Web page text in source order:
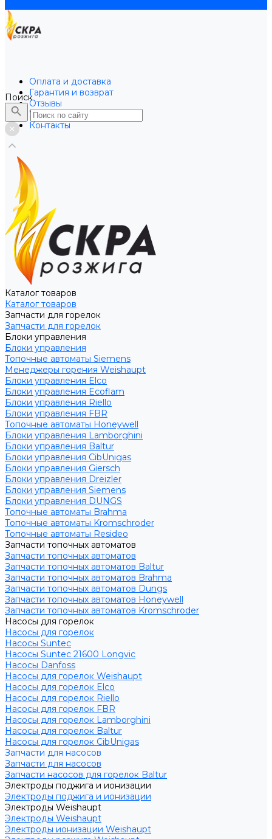
Оплата и доставка
Гарантия и возврат
Отзывы
Услуги
Контакты
Поиск
Каталог товаров
Каталог товаров
Запчасти для горелок
Запчасти для горелок
Блоки управления
Блоки управления
Топочные автоматы Siemens
Менеджеры горения Weishaupt
Блоки управления Elco
Блоки управления Ecoflam
Блоки управления Riello
Блоки управления FBR
Топочные автоматы Honeywell
Блоки управления Lamborghini
Блоки управления Baltur
Блоки управления CibUnigas
Блоки управления Giersch
Блоки управления Dreizler
Блоки управления Siemens
Блоки управления DUNGS
Топочные автоматы Brahma
Топочные автоматы Kromschroder
Топочные автоматы Resideo
Запчасти топочных автоматов
Запчасти топочных автоматов
Запчасти топочных автоматов Baltur
Запчасти топочных автоматов Brahma
Запчасти топочных автоматов Dungs
Запчасти топочных автоматов Honeywell
Запчасти топочных автоматов Kromschroder
Насосы для горелок
Насосы для горелок
Насосы Suntec
Насосы Suntec 21600 Longvic
Насосы Danfoss
Насосы для горелок Weishaupt
Насосы для горелок Elco
Насосы для горелок Riello
Насосы для горелок FBR
Насосы для горелок Lamborghini
Насосы для горелок Baltur
Насосы для горелок CibUnigas
Запчасти для насосов
Запчасти для насосов
Запчасти насосов для горелок Baltur
Электроды поджига и ионизации
Электроды поджига и ионизации
Электроды Weishaupt
Электроды Weishaupt
Электроды ионизации Weishaupt